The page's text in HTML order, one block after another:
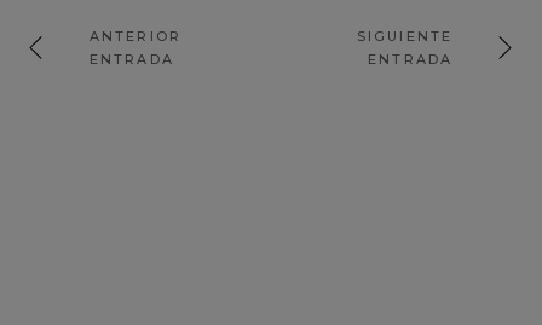
ANTERIOR
ENTRADA
SIGUIENTE
ENTRADA